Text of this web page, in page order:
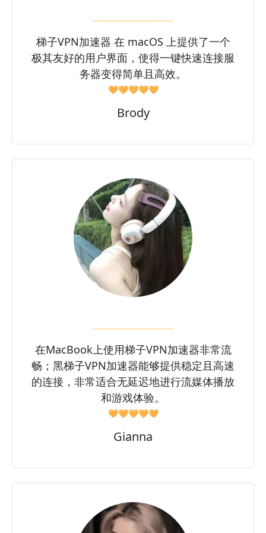
梯子VPN加速器 在 macOS 上提供了一个
极其友好的用户界面，使得一键快速连接服
务器变得简单且高效。
🧡🧡🧡🧡🧡
Brody
在MacBook上使用梯子VPN加速器非常流
畅；黑梯子VPN加速器能够提供稳定且高速
的连接，非常适合无延迟地进行流媒体播放
和游戏体验。
🧡🧡🧡🧡🧡
Gianna